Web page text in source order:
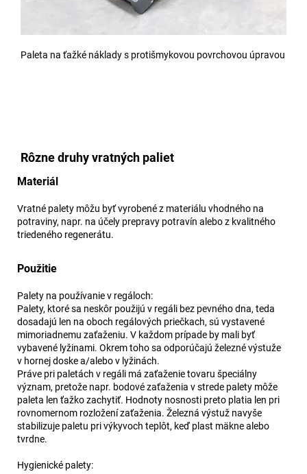
Paleta na ťažké náklady s protišmykovou povrchovou úpravou
Rôzne druhy vratných paliet
Materiál
Vratné palety môžu byť vyrobené z materiálu vhodného na
potraviny, napr. na účely prepravy potravín alebo z kvalitného
triedeného regenerátu.
Použitie
Palety na používanie v regáloch:
Palety, ktoré sa neskôr použijú v regáli bez pevného dna, teda
dosadajú len na oboch regálových priečkach, sú vystavené
mimoriadnemu zaťaženiu. V každom prípade by mali byť
vybavené lyžinami. Okrem toho sa odporúčajú železné výstuže
v hornej doske a/alebo v lyžinách.
Práve pri paletách v regáli má zaťaženie tovaru špeciálny
význam, pretože napr. bodové zaťaženia v strede palety môže
paleta len ťažko zachytiť. Hodnoty nosnosti preto platia len pri
rovnomernom rozložení zaťaženia. Železná výstuž navyše
stabilizuje paletu pri výkyvoch teplôt, keď plast mäkne alebo
tvrdne.
Hygienické palety: